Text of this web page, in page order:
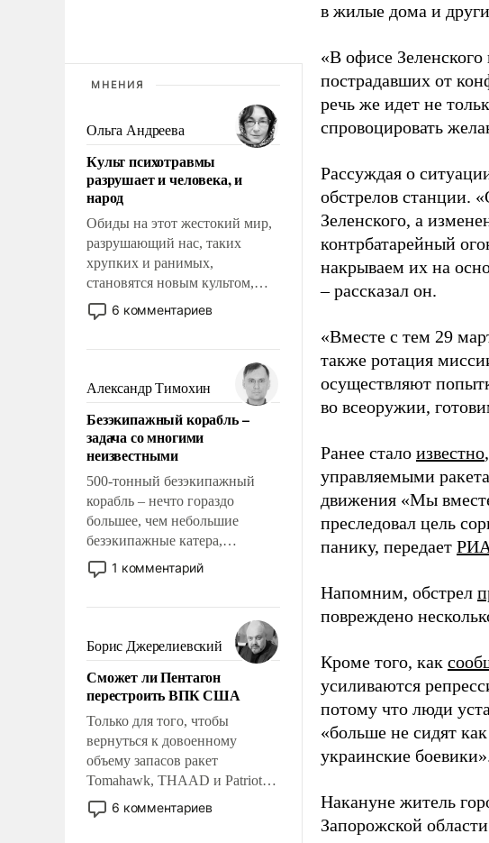
МНЕНИЯ
Ольга Андреева
Культ психотравмы
разрушает и человека, и
народ
Обиды на этот жестокий мир,
разрушающий нас, таких
хрупких и ранимых,
становятся новым культом,
постепенно вытесняя и
отменяя традиционное
мужественным и твердым под
ударами судьбы, брать на себя
ответственность, помогать
слабым, идти вперед и
адаптироваться.
6 комментариев
Александр Тимохин
Безэкипажный корабль –
задача со многими
неизвестными
500-тонный безэкипажный
корабль – нечто гораздо
большее, чем небольшие
безэкипажные катера,
применение которых уже
стало обыденностью. Задача по
сложна и амбициозна. Однако
и ее реализация радикально
поднимет наши боевые
возможности.
1 комментарий
Борис Джерелиевский
Сможет ли Пентагон
перестроить ВПК США
Только для того, чтобы
вернуться к довоенному
объему запасов ракет
Tomahawk, THAAD и Patriot
США потребуется более трех
лет. Даже небольшая война с
6 комментариев
в жилые дома и
«В офисе
пострадавших от
речь же идет не
спровоцировать
Рассуждая о
обстрелов станции.
Зеленского, а
контрбатарейный
накрываем их на
– рассказал он.
«Вместе с тем 29
также ротация
осуществляют
во всеоружии,
Ранее стало известно
управляемыми
движения «Мы
преследовал цель
панику, передает
Напомним, обстрел
повреждено
Кроме того, как
усиливаются
потому что люди
«больше не сидят
украинские
Накануне житель
Запорожской области